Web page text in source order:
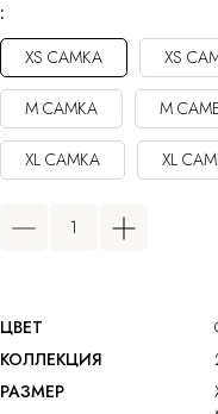
:
XS САМКА
XS
M САМКА M
XL САМКА XL
ЦВЕТ
КОЛЛЕКЦИЯ
РАЗМЕР